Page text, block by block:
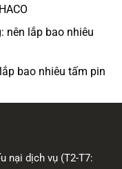
nên lắp bao nhiêu
bao nhiêu tấm pin
nại dịch vụ (T2-T7: